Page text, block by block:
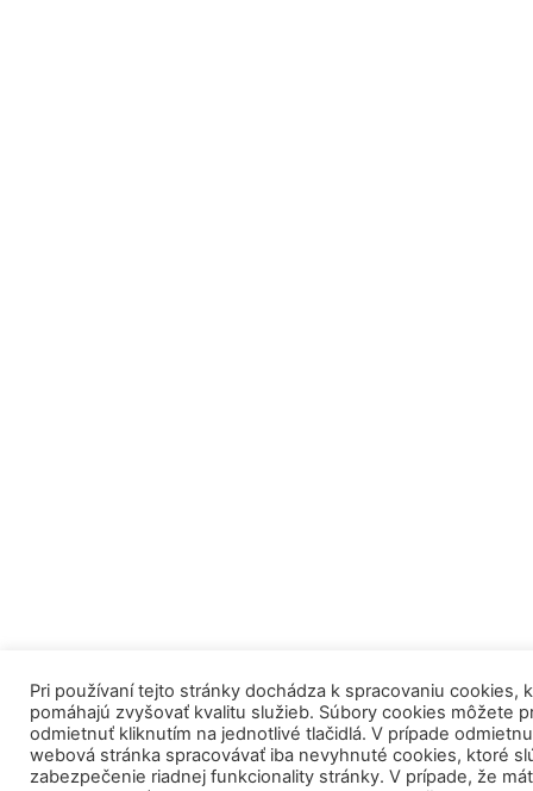
Pri používaní tejto stránky dochádza k spracovaniu cookies,
pomáhajú zvyšovať kvalitu služieb. Súbory cookies môžete
odmietnuť kliknutím na jednotlivé tlačidlá. V prípade
webová stránka spracovávať iba nevyhnuté cookies, ktoré
zabezpečenie riadnej funkcionality stránky. V prípade, že